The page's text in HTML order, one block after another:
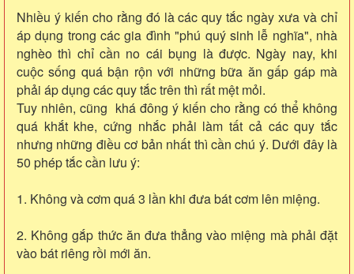
Nhiều ý kiến cho rằng đó là các quy tắc ngày xưa và chỉ
áp dụng trong các gia đình "phú quý sinh lễ nghĩa", nhà
nghèo thì chỉ cần no cái bụng là được. Ngày nay, khi
cuộc sống quá bận rộn với những bữa ăn gấp gáp mà
phải áp dụng các quy tắc trên thì rất mệt mỏi.
Tuy nhiên, cũng khá đông ý kiến cho rằng có thể không
quá khắt khe, cứng nhắc phải làm tất cả các quy tắc
nhưng những điều cơ bản nhất thì cần chú ý. Dưới đây là
50 phép tắc cần lưu ý:
1. Không và cơm quá 3 lần khi đưa bát cơm lên miệng.
2. Không gắp thức ăn đưa thẳng vào miệng mà phải đặt
vào bát riêng rồi mới ăn.